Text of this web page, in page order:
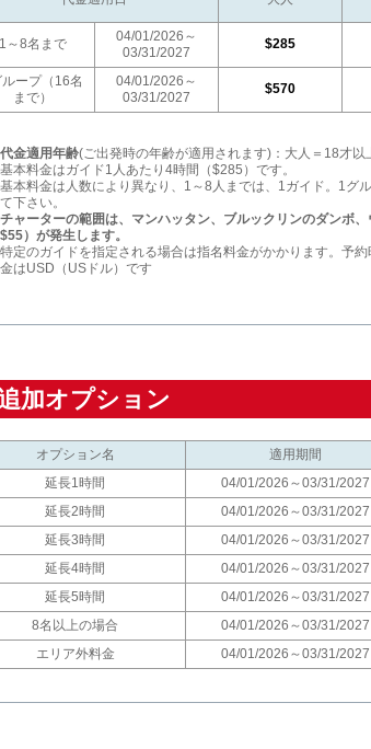
1～8名まで
04/01/2026～
03/31/2027
$285
ループ（16名
まで）
04/01/2026～
03/31/2027
$570
金適用年齢(ご出発時の年齢が適用されます)：大人＝18才以
本料金はガイド1人あたり4時間（$285）です。
本料金は人数により異なり、1～8人までは、1ガイド。1グ
下さい。
ャーターの範囲は、マンハッタン、ブルックリンのダンボ
$55）が発生します。
定のガイドを指定される場合は指名料金がかかります。予約
はUSD（USドル）です
加オプション
オプション名 適用期間
延長1時間
04/01/2026～03/31/2027
延長2時間
04/01/2026～03/31/2027
延長3時間
04/01/2026～03/31/2027
延長4時間
04/01/2026～03/31/2027
延長5時間
04/01/2026～03/31/2027
8名以上の場合
04/01/2026～03/31/2027
エリア外料金
04/01/2026～03/31/2027